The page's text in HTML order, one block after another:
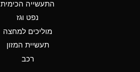
Ammonium Nitrate
Ammonium Nitrite
התעשייה הכימית
נפט וגז
מוליכים למחצה
תעשיית המזון
רכב